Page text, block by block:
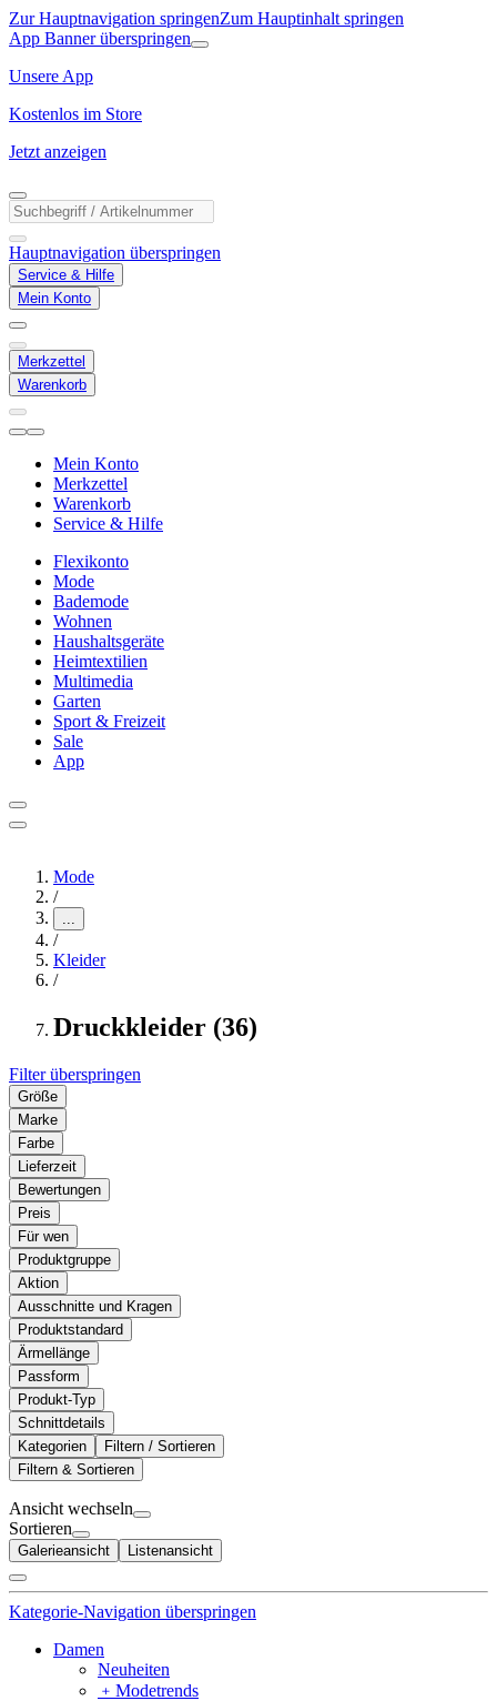
Zur Hauptnavigation springenZum Hauptinhalt springen
App Banner überspringen
Unsere App
Kostenlos im Store
Jetzt anzeigen
Hauptnavigation überspringen
Service & Hilfe
Mein Konto
Merkzettel
Warenkorb
Mein Konto
Merkzettel
Warenkorb
Service & Hilfe
Flexikonto
Mode
Bademode
Wohnen
Haushaltsgeräte
Heimtextilien
Multimedia
Garten
Sport & Freizeit
Sale
App
Mode
/
...
/
Kleider
/
Druckkleider (36)
Filter überspringen
Größe
Marke
Farbe
Lieferzeit
Bewertungen
Preis
Für wen
Produktgruppe
Aktion
Ausschnitte und Kragen
Produktstandard
Ärmellänge
Passform
Produkt-Typ
Schnittdetails
Kategorien
Filtern / Sortieren
Filtern & Sortieren
Ansicht wechseln
Sortieren
Galerieansicht Listenansicht
Kategorie-Navigation überspringen
Damen
Neuheiten
﹢ Modetrends